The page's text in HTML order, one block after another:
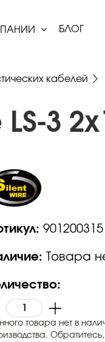
БЛОГ
кабелей
3
901200315
Товара
товара нет в